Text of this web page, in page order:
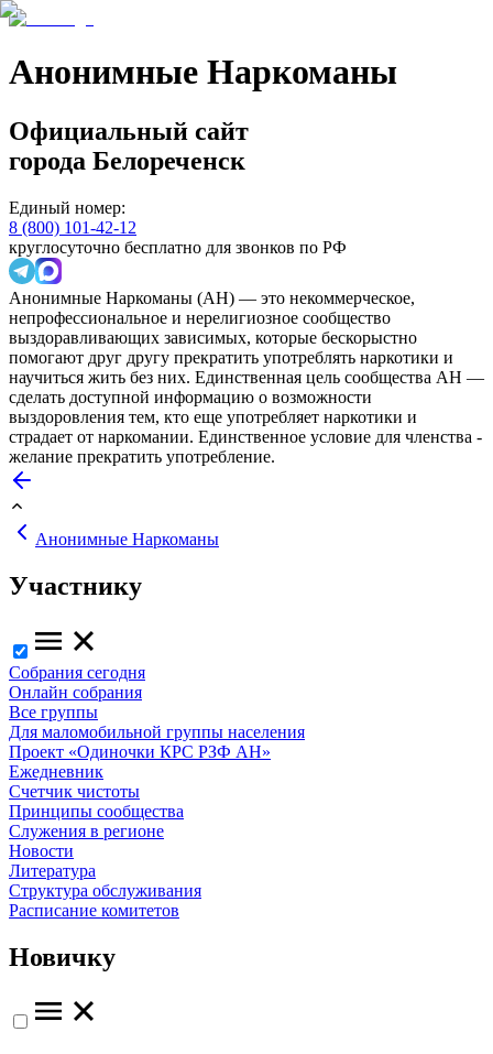
Анонимные Наркоманы
Официальный сайт
города Белореченск
Единый номер:
8 (800) 101-42-12
круглосуточно бесплатно для звонков по РФ
Анонимные Наркоманы (АН) — это некоммерческое,
непрофессиональное и нерелигиозное сообщество
выздоравливающих зависимых, которые бескорыстно
помогают друг другу прекратить употреблять наркотики и
научиться жить без них. Единственная цель сообщества АН —
сделать доступной информацию о возможности
выздоровления тем, кто еще употребляет наркотики и
страдает от наркомании. Единственное условие для членства -
желание прекратить употребление.
Анонимные Наркоманы
Участнику
Собрания сегодня
Онлайн собрания
Все группы
Для маломобильной группы населения
Проект «Одиночки КРС РЗФ АН»
Ежедневник
Счетчик чистоты
Принципы сообщества
Служения в регионе
Новости
Литература
Структура обслуживания
Расписание комитетов
Новичку